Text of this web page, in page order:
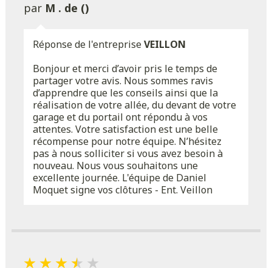
par M . de ()
Réponse de l'entrepriseVEILLON
Bonjour et merci d’avoir pris le temps de
partager votre avis. Nous sommes ravis
d’apprendre que les conseils ainsi que la
réalisation de votre allée, du devant de votre
garage et du portail ont répondu à vos
attentes. Votre satisfaction est une belle
récompense pour notre équipe. N’hésitez
pas à nous solliciter si vous avez besoin à
nouveau. Nous vous souhaitons une
excellente journée. L'équipe de Daniel
Moquet signe vos clôtures - Ent. Veillon